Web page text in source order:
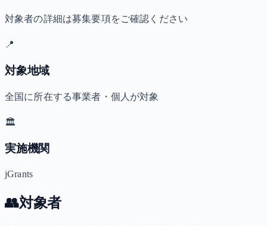
対象者の詳細は募集要項をご確認ください
📍
対象地域
全国に所在する事業者・個人が対象
🏛️
実施機関
jGrants
👥対象者